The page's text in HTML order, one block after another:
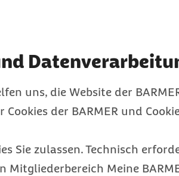
uns, die Website der
der BARMER und
Sie zulassen. Technisch
Mitgliederbereich Meine
Diese finden Sie
, die der
– aktiv
erzeugt der
und Gänsehaut)